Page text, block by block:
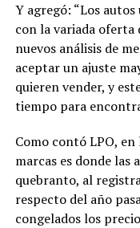
Y agregó: “Los
con la variada oferta
nuevos análisis de
aceptar un ajuste
quieren vender, y
tiempo para
Como contó LPO, en
marcas es donde las
quebranto, al
respecto del año
congelados los